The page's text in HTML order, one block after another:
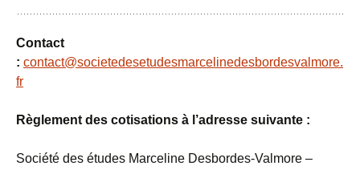
Contact
: contact@societedesetudesmarcelinedesbordesvalmore.
fr
Règlement des cotisations à l’adresse suivante :
Société des études Marceline Desbordes-Valmore –